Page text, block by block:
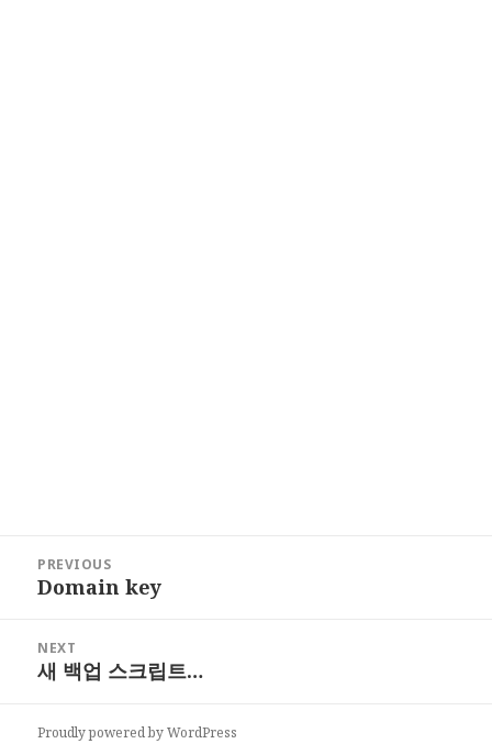
navigation
PREVIOUS
Previous
Domain key
NEXT
Next
새 백업 스크립트…
Proudly powered by WordPress